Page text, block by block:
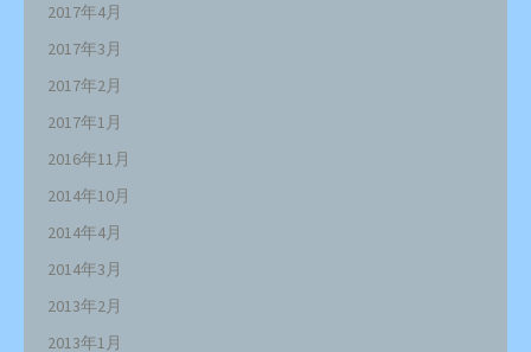
2017年4月
2017年3月
2017年2月
2017年1月
2016年11月
2014年10月
2014年4月
2014年3月
2013年2月
2013年1月